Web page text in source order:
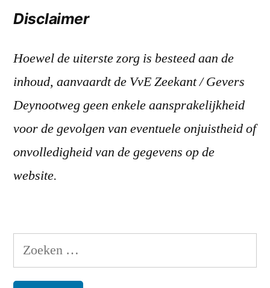
Disclaimer
Hoewel de uiterste zorg is besteed aan de
inhoud, aanvaardt de VvE Zeekant / Gevers
Deynootweg geen enkele aansprakelijkheid
voor de gevolgen van eventuele onjuistheid of
onvolledigheid van de gegevens op de
website.
Zoeken
naar: